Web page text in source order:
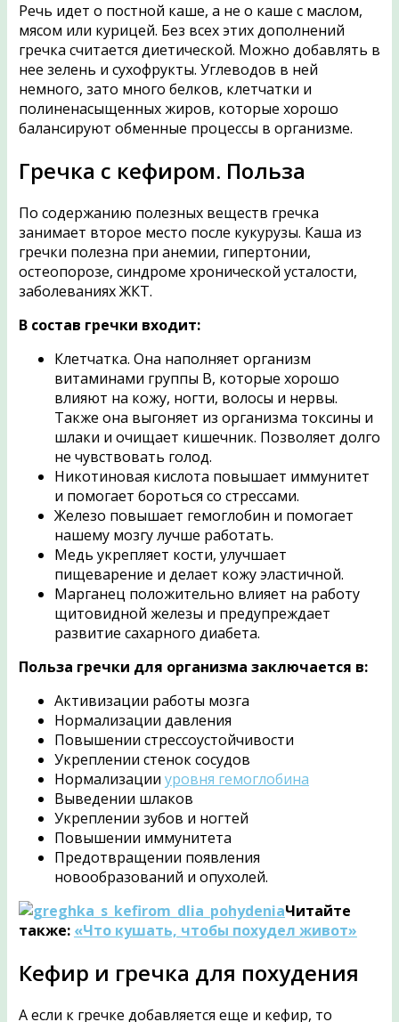
Речь идет о постной каше, а не о каше с маслом,
мясом или курицей. Без всех этих дополнений
гречка считается диетической. Можно добавлять в
нее зелень и сухофрукты. Углеводов в ней
немного, зато много белков, клетчатки и
полиненасыщенных жиров, которые хорошо
балансируют обменные процессы в организме.
Гречка с кефиром. Польза
По содержанию полезных веществ гречка
занимает второе место после кукурузы. Каша из
гречки полезна при анемии, гипертонии,
остеопорозе, синдроме хронической усталости,
заболеваниях ЖКТ.
В состав гречки входит:
Клетчатка. Она наполняет организм
витаминами группы В, которые хорошо
влияют на кожу, ногти, волосы и нервы.
Также она выгоняет из организма токсины и
шлаки и очищает кишечник. Позволяет долго
не чувствовать голод.
Никотиновая кислота повышает иммунитет
и помогает бороться со стрессами.
Железо повышает гемоглобин и помогает
нашему мозгу лучше работать.
Медь укрепляет кости, улучшает
пищеварение и делает кожу эластичной.
Марганец положительно влияет на работу
щитовидной железы и предупреждает
развитие сахарного диабета.
Польза гречки для организма заключается в:
Активизации работы мозга
Нормализации давления
Повышении стрессоустойчивости
Укреплении стенок сосудов
Нормализации уровня гемоглобина
Выведении шлаков
Укреплении зубов и ногтей
Повышении иммунитета
Предотвращении появления
новообразований и опухолей.
Читайте
также: «Что кушать, чтобы похудел живот»
Кефир и гречка для похудения
А если к гречке добавляется еще и кефир, то